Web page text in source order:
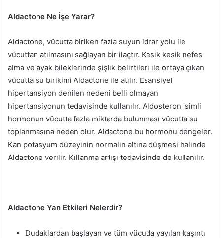
Aldactone Ne İşe Yarar?
Aldactone, vücutta biriken fazla suyun idrar yolu ile
vücuttan atılmasını sağlayan bir ilaçtır. Kesik kesik nefes
alma ve ayak bileklerinde şişlik belirtileri ile ortaya çıkan
vücutta su birikimi Aldactone ile atılır. Esansiyel
hipertansiyon denilen nedeni belli olmayan
hipertansiyonun tedavisinde kullanılır. Aldosteron isimli
hormonun vücutta fazla miktarda bulunması vücutta su
toplanmasına neden olur. Aldactone bu hormonu dengeler.
Kan potasyum düzeyinin normalin altına düşmesi halinde
Aldactone verilir. Kıllanma artışı tedavisinde de kullanılır.
Aldactone Yan Etkileri Nelerdir?
Dudaklardan başlayan ve tüm vücuda yayılan kaşıntı